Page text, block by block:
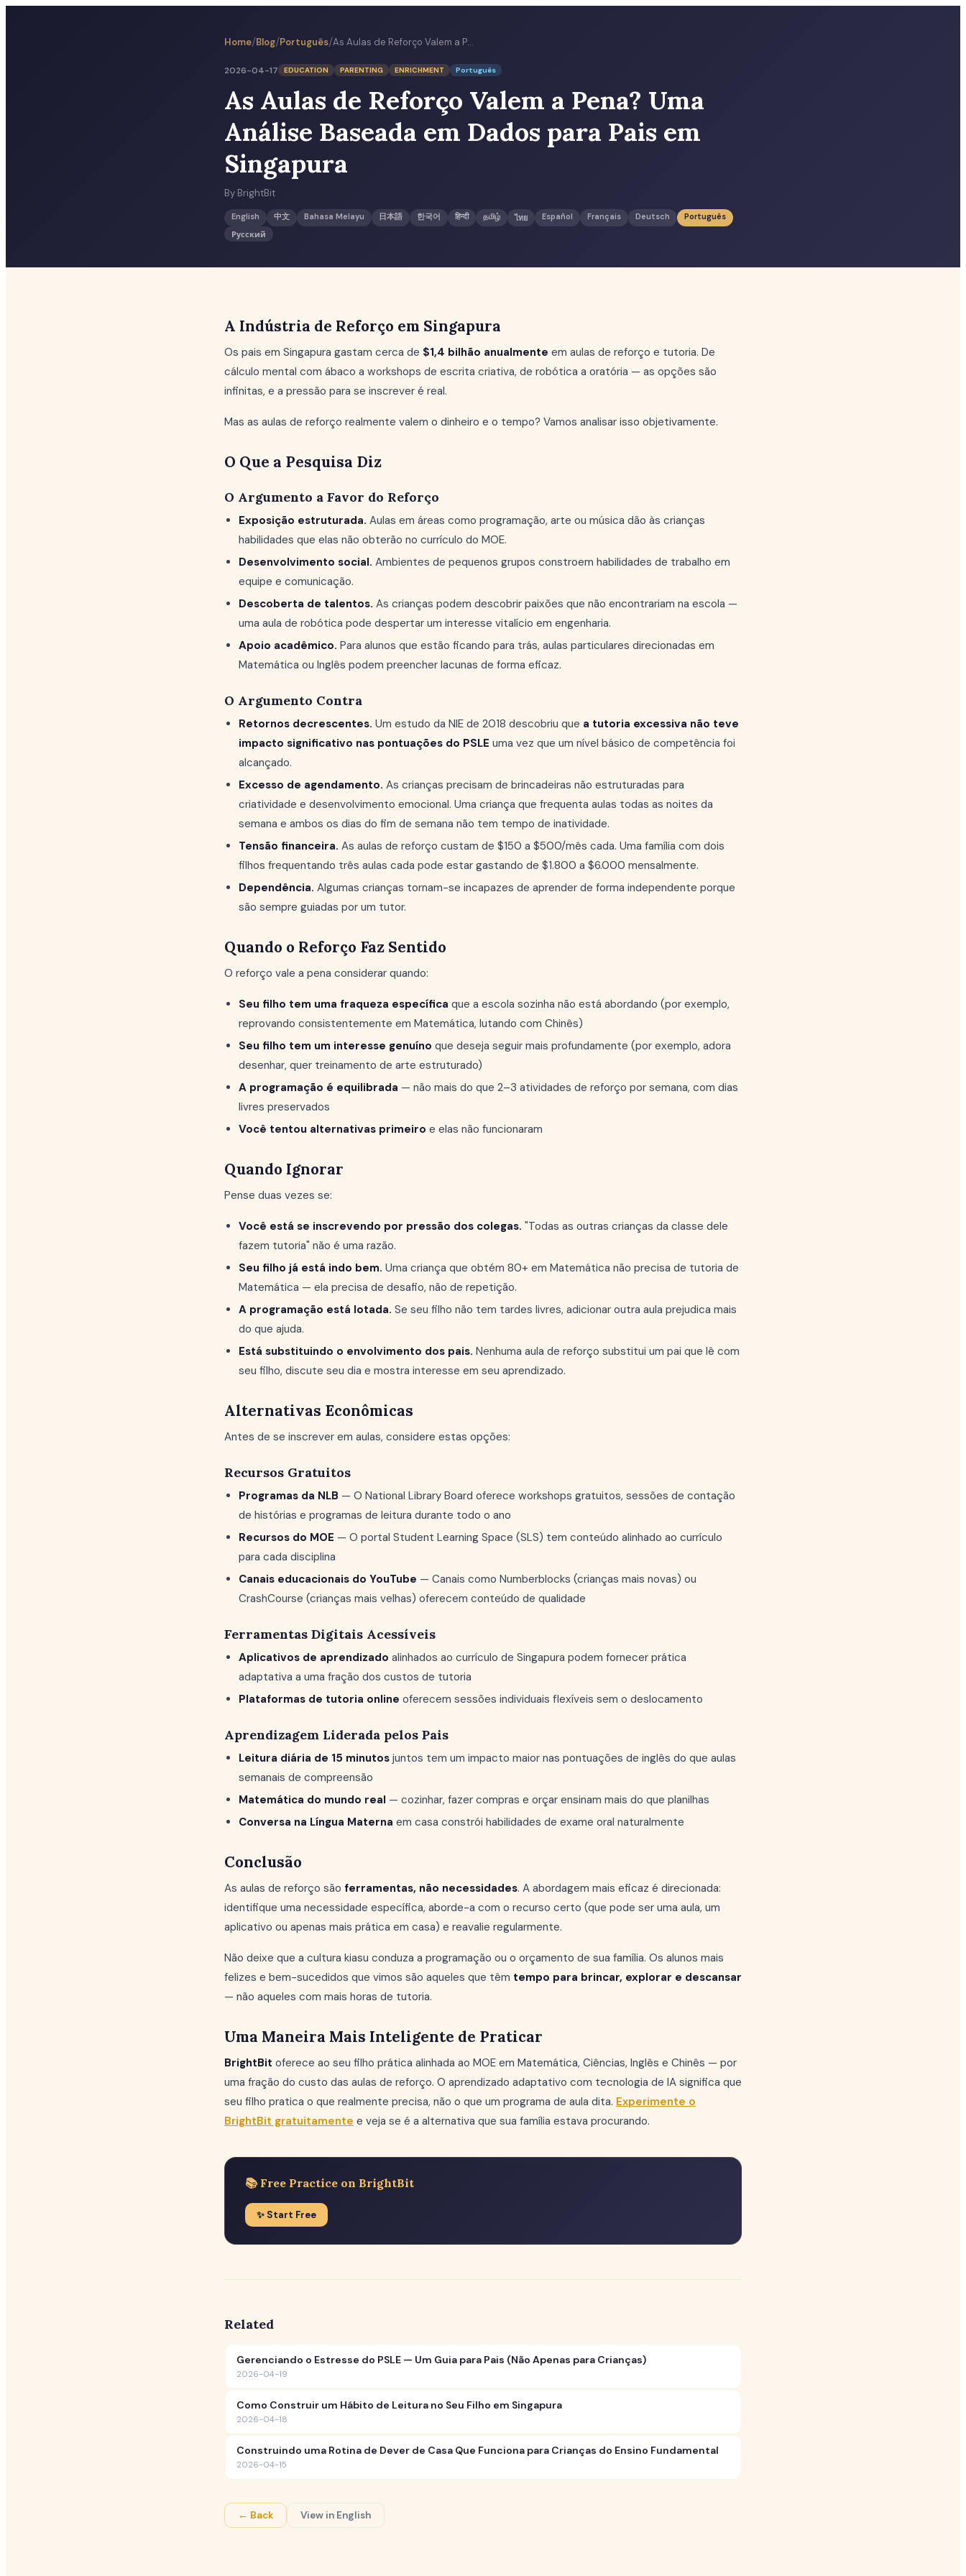
Home/Blog/Português/ As Aulas de Reforço Valem a Pena? Uma Análise Baseada em Dados para Pais em Singapura
2026-04-17 EDUCATION PARENTING ENRICHMENT Português
As Aulas de Reforço Valem a Pena? Uma
Análise Baseada em Dados para Pais em
Singapura
By BrightBit
English 中文 Bahasa Melayu 日本語 한국어 हिन्दी தமிழ் ไทย Español Français Deutsch
Português
Русский
A Indústria de Reforço em Singapura
Os pais em Singapura gastam cerca de $1,4 bilhão anualmente em aulas de reforço e tutoria. De
cálculo mental com ábaco a workshops de escrita criativa, de robótica a oratória — as opções são
infinitas, e a pressão para se inscrever é real.
Mas as aulas de reforço realmente valem o dinheiro e o tempo? Vamos analisar isso objetivamente.
O Que a Pesquisa Diz
O Argumento a Favor do Reforço
Exposição estruturada. Aulas em áreas como programação, arte ou música dão às crianças
habilidades que elas não obterão no currículo do MOE.
Desenvolvimento social. Ambientes de pequenos grupos constroem habilidades de trabalho em
equipe e comunicação.
Descoberta de talentos. As crianças podem descobrir paixões que não encontrariam na escola —
uma aula de robótica pode despertar um interesse vitalício em engenharia.
Apoio acadêmico. Para alunos que estão ficando para trás, aulas particulares direcionadas em
Matemática ou Inglês podem preencher lacunas de forma eficaz.
O Argumento Contra
Retornos decrescentes. Um estudo da NIE de 2018 descobriu que a tutoria excessiva não teve
impacto significativo nas pontuações do PSLE uma vez que um nível básico de competência foi
alcançado.
Excesso de agendamento. As crianças precisam de brincadeiras não estruturadas para
criatividade e desenvolvimento emocional. Uma criança que frequenta aulas todas as noites da
semana e ambos os dias do fim de semana não tem tempo de inatividade.
Tensão financeira. As aulas de reforço custam de $150 a $500/mês cada. Uma família com dois
filhos frequentando três aulas cada pode estar gastando de $1.800 a $6.000 mensalmente.
Dependência. Algumas crianças tornam-se incapazes de aprender de forma independente porque
são sempre guiadas por um tutor.
Quando o Reforço Faz Sentido
O reforço vale a pena considerar quando:
Seu filho tem uma fraqueza específica que a escola sozinha não está abordando (por exemplo,
reprovando consistentemente em Matemática, lutando com Chinês)
Seu filho tem um interesse genuíno que deseja seguir mais profundamente (por exemplo, adora
desenhar, quer treinamento de arte estruturado)
A programação é equilibrada — não mais do que 2–3 atividades de reforço por semana, com dias
livres preservados
Você tentou alternativas primeiro e elas não funcionaram
Quando Ignorar
Pense duas vezes se:
Você está se inscrevendo por pressão dos colegas. "Todas as outras crianças da classe dele
fazem tutoria" não é uma razão.
Seu filho já está indo bem. Uma criança que obtém 80+ em Matemática não precisa de tutoria de
Matemática — ela precisa de desafio, não de repetição.
A programação está lotada. Se seu filho não tem tardes livres, adicionar outra aula prejudica mais
do que ajuda.
Está substituindo o envolvimento dos pais. Nenhuma aula de reforço substitui um pai que lê com
seu filho, discute seu dia e mostra interesse em seu aprendizado.
Alternativas Econômicas
Antes de se inscrever em aulas, considere estas opções:
Recursos Gratuitos
Programas da NLB — O National Library Board oferece workshops gratuitos, sessões de contação
de histórias e programas de leitura durante todo o ano
Recursos do MOE — O portal Student Learning Space (SLS) tem conteúdo alinhado ao currículo
para cada disciplina
Canais educacionais do YouTube — Canais como Numberblocks (crianças mais novas) ou
CrashCourse (crianças mais velhas) oferecem conteúdo de qualidade
Ferramentas Digitais Acessíveis
Aplicativos de aprendizado alinhados ao currículo de Singapura podem fornecer prática
adaptativa a uma fração dos custos de tutoria
Plataformas de tutoria online oferecem sessões individuais flexíveis sem o deslocamento
Aprendizagem Liderada pelos Pais
Leitura diária de 15 minutos juntos tem um impacto maior nas pontuações de inglês do que aulas
semanais de compreensão
Matemática do mundo real — cozinhar, fazer compras e orçar ensinam mais do que planilhas
Conversa na Língua Materna em casa constrói habilidades de exame oral naturalmente
Conclusão
As aulas de reforço são ferramentas, não necessidades. A abordagem mais eficaz é direcionada:
identifique uma necessidade específica, aborde-a com o recurso certo (que pode ser uma aula, um
aplicativo ou apenas mais prática em casa) e reavalie regularmente.
Não deixe que a cultura kiasu conduza a programação ou o orçamento de sua família. Os alunos mais
felizes e bem-sucedidos que vimos são aqueles que têm tempo para brincar, explorar e descansar
— não aqueles com mais horas de tutoria.
Uma Maneira Mais Inteligente de Praticar
BrightBit oferece ao seu filho prática alinhada ao MOE em Matemática, Ciências, Inglês e Chinês — por
uma fração do custo das aulas de reforço. O aprendizado adaptativo com tecnologia de IA significa que
seu filho pratica o que realmente precisa, não o que um programa de aula dita. Experimente o
BrightBit gratuitamente e veja se é a alternativa que sua família estava procurando.
📚 Free Practice on BrightBit
✨ Start Free
Related
Gerenciando o Estresse do PSLE — Um Guia para Pais (Não Apenas para Crianças)
2026-04-19
Como Construir um Hábito de Leitura no Seu Filho em Singapura
2026-04-18
Construindo uma Rotina de Dever de Casa Que Funciona para Crianças do Ensino Fundamental
2026-04-15
← Back View in English